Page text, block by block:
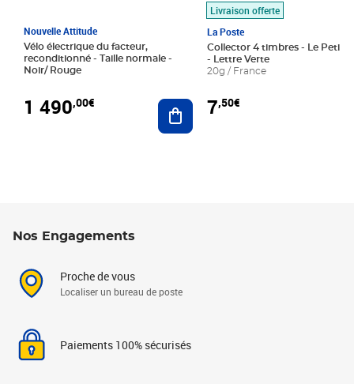
Nouvelle Attitude
Vélo électrique du facteur,
reconditionné - Taille normale -
Noir/ Rouge
1 490,00€ Ajouter au panier
Livraison offerte
La Poste
Collector 4 timbres - Le Petit
- Lettre Verte
20g / France
7,50€
Nos Engagements
Proche de vous
Localiser un bureau de poste
Paiements 100% sécurisés